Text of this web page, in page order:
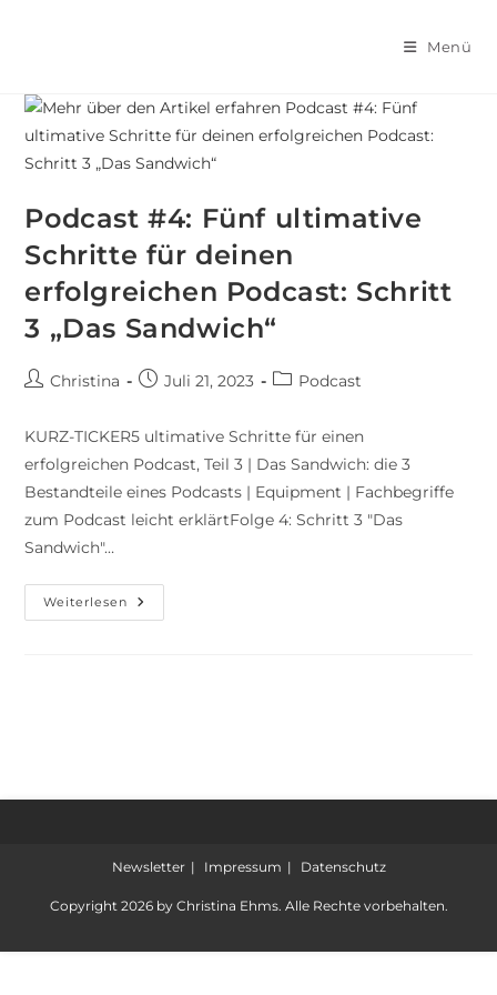
Menü
Podcast #4: Fünf ultimative
Schritte für deinen
erfolgreichen Podcast: Schritt
3 „Das Sandwich“
Christina Juli 21, 2023 Podcast
KURZ-TICKER5 ultimative Schritte für einen
erfolgreichen Podcast, Teil 3 | Das Sandwich: die 3
Bestandteile eines Podcasts | Equipment | Fachbegriffe
zum Podcast leicht erklärtFolge 4: Schritt 3 "Das
Sandwich"…
Weiterlesen
Newsletter Impressum Datenschutz
Copyright 2026 by Christina Ehms. Alle Rechte vorbehalten.